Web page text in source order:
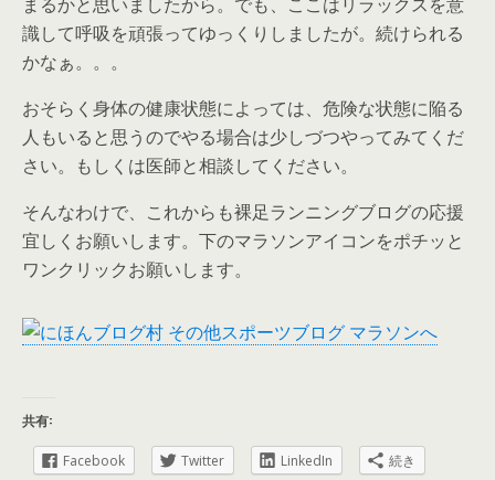
識して呼吸を頑張ってゆっくりしましたが。続けられる
かなぁ。。。
おそらく身体の健康状態によっては、危険な状態に陥る
人もいると思うのでやる場合は少しづつやってみてくだ
さい。もしくは医師と相談してください。
そんなわけで、これからも裸足ランニングブログの応援
宜しくお願いします。下のマラソンアイコンをポチッと
ワンクリックお願いします。
共有:
Facebook Twitter LinkedIn 続き